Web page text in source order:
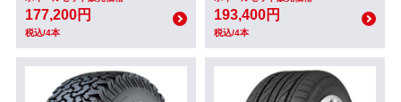
177,200円
税込/4本
193,400円
税込/4本